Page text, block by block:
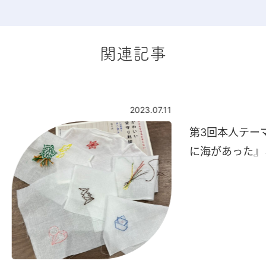
関連記事
2023.07.11
第3回本人テー
に海があった